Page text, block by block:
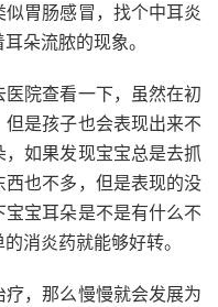
胃肠感冒，找个中耳炎
朵流脓的现象。
院查看一下，虽然在初
是孩子也会表现出来不
如果发现宝宝总是去抓
也不多，但是表现的没
宝耳朵是不是有什么不
消炎药就能够好转。
，那么慢慢就会发展为